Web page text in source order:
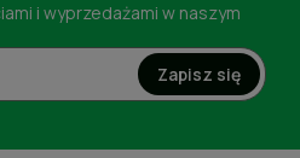
i wyprzedażami w naszym
Zapisz się